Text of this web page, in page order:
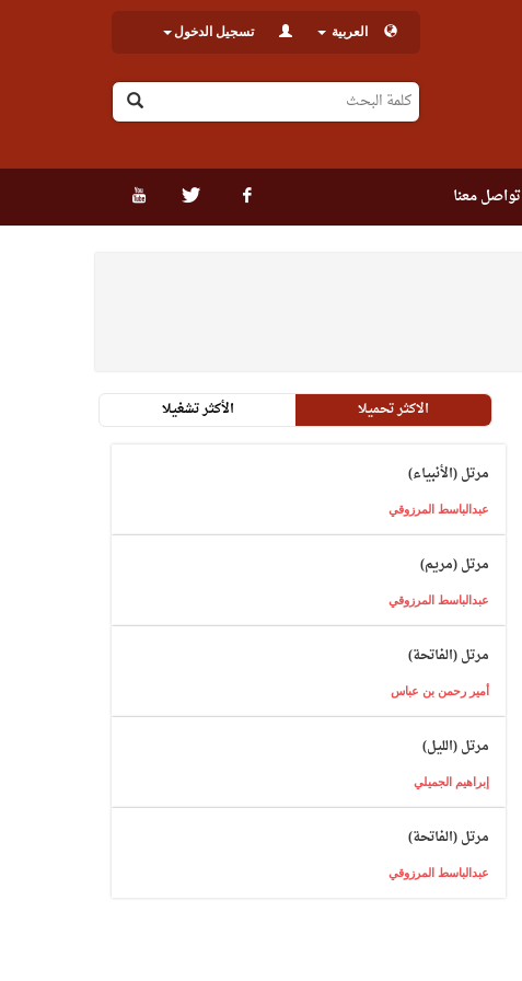
العربية تسجيل الدخول
تواصل معنا
الاكثر تحميلا الأكثر تشغيلا
مرتل (الأنبياء)
عبدالباسط المرزوقي
مرتل (مريم)
عبدالباسط المرزوقي
مرتل (الفاتحة)
أمير رحمن بن عباس
مرتل (الليل)
إبراهيم الجميلي
مرتل (الفاتحة)
عبدالباسط المرزوقي